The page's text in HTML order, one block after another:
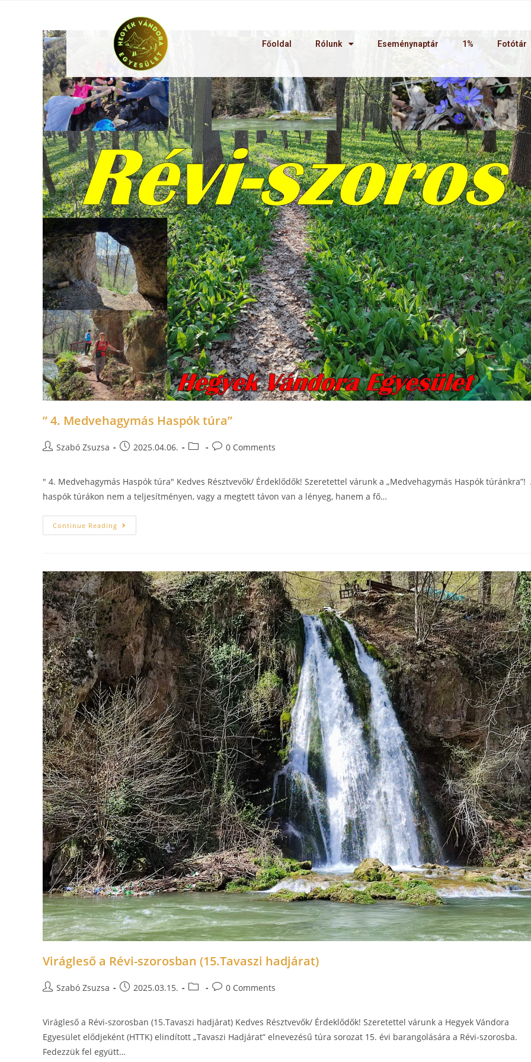
Főoldal Rólunk Eseménynaptár 1% Fotótár
” 4. Medvehagymás Haspók túra”
Szabó Zsuzsa 2025.04.06. 0 Comments
" 4. Medvehagymás Haspók túra" Kedves Résztvevők/ Érdeklődők! Szeretettel várunk a „Medvehagymás Haspók túránkra”!
haspók túrákon nem a teljesítményen, vagy a megtett távon van a lényeg, hanem a fő…
Continue Reading
Virágleső a Révi-szorosban (15.Tavaszi hadjárat)
Szabó Zsuzsa 2025.03.15. 0 Comments
Virágleső a Révi-szorosban (15.Tavaszi hadjárat) Kedves Résztvevők/ Érdeklődők! Szeretettel várunk a Hegyek Vándora
Egyesület elődjeként (HTTK) elindított „Tavaszi Hadjárat” elnevezésű túra sorozat 15. évi barangolására a Révi-szorosba.
Fedezzük fel együtt…